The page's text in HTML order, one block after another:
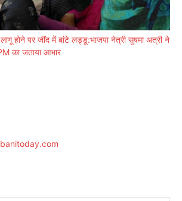
होने पर जींद में बांटे लड्डू:भाजपा नेत्री सुषमा अत्री ने
का जताया आभार